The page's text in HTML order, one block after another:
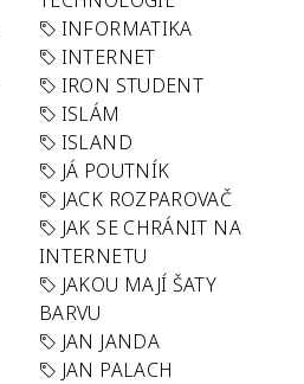
INFORMATIKA
INTERNET
IRON STUDENT
ISLÁM
ISLAND
JÁ POUTNÍK
JACK ROZPAROVAČ
JAK SE CHRÁNIT NA
INTERNETU
JAKOU MAJÍ ŠATY
BARVU
JAN JANDA
JAN PALACH